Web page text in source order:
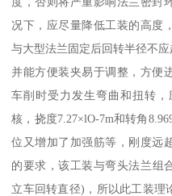
况下，应尽量降低工装的高度
与大型法兰固定后回转半径不应
并能方便装夹易于调整，方便
车削时受力发生弯曲和扭转
核，挠度7.27×lO-7m和转角
位又增加了加强筋等，刚度远
的要求，该工装与弯头法兰组
立车回转直径)，所以此工装理